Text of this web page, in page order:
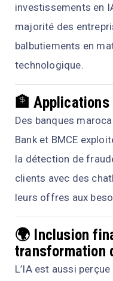
investissements en
majorité des
balbutiements en
technologique.
🏦
Des banques
Bank et BMCE
la détection de
clients avec des
leurs offres aux
🌍 Inclusion
transformation
L’IA est aussi